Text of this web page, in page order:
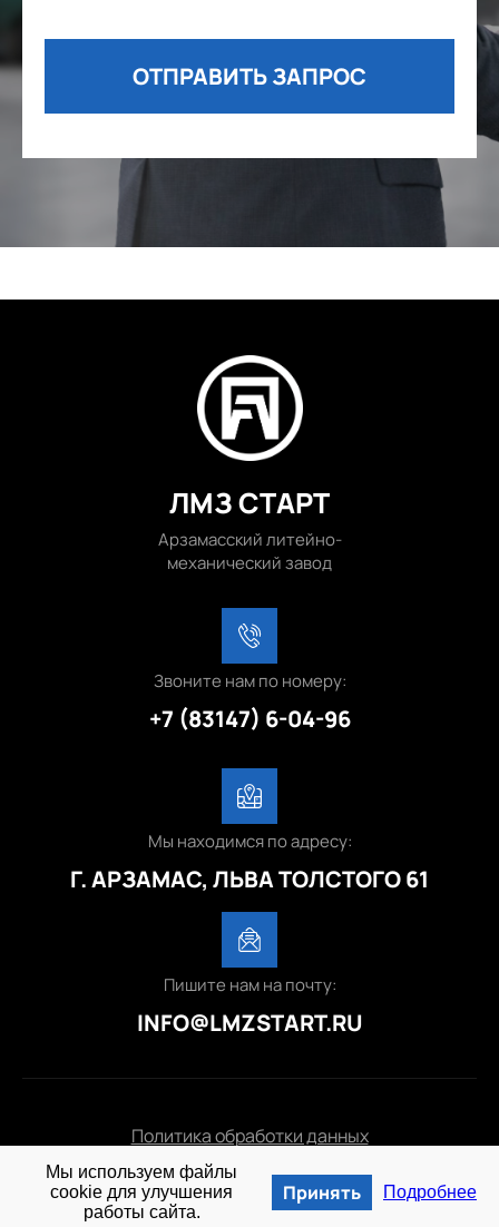
ОТПРАВИТЬ ЗАПРОС
ЛМЗ СТАРТ
Арзамасский литейно-
механический завод
+7 (83147) 6-04-96
Звоните нам по номеру:
Г. АРЗАМАС, ЛЬВА ТОЛСТОГО 61
Мы находимся по адресу:
INFO@LMZSTART.RU
Пишите нам на почту:
Политика обработки данных
© 2025 lmzstart.ru
Мы используем файлы
cookie для улучшения
работы сайта.
Принять Подробнее